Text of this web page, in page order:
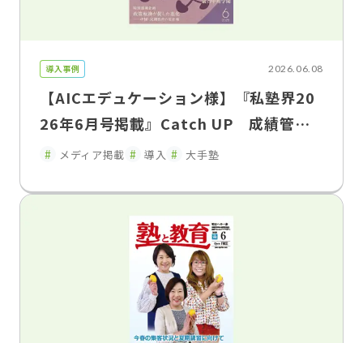
導入事例 2026.06.08
【AICエデュケーション様】『私塾界20
26年6月号掲載』Catch UP 成績管理
を「集める」から「活かす」へ「FLENS
のコミュニケーション
メディア掲載 導入 大手塾